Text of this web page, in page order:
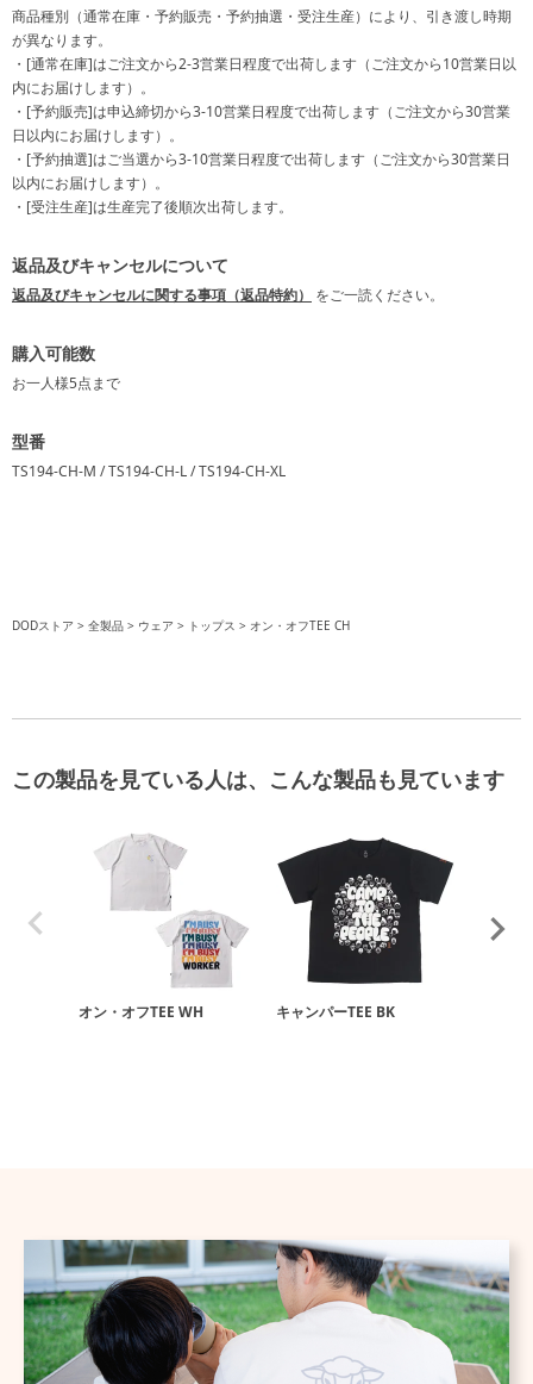
商品種別（通常在庫・予約販売・予約抽選・受注生産）により、引き渡し時期
が異なります。
・[通常在庫]はご注文から2-3営業日程度で出荷します（ご注文から10営業日以
内にお届けします）。
・[予約販売]は申込締切から3-10営業日程度で出荷します（ご注文から30営業
日以内にお届けします）。
・[予約抽選]はご当選から3-10営業日程度で出荷します（ご注文から30営業日
以内にお届けします）。
・[受注生産]は生産完了後順次出荷します。
返品及びキャンセルについて
返品及びキャンセルに関する事項（返品特約） をご一読ください。
購入可能数
お一人様5点まで
型番
TS194-CH-M / TS194-CH-L / TS194-CH-XL
DODストア 全製品 ウェア トップス オン・オフTEE CH
この製品を見ている人は、こんな製品も見ています
オン・オフTEE WH キャンパーTEE BK